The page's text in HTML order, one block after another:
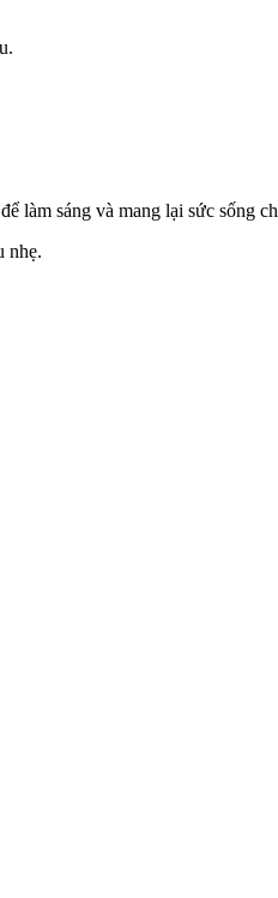
làm sáng và mang lại sức sống
nhẹ.